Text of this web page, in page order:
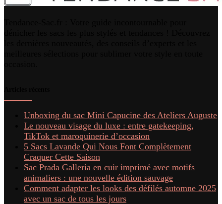
Unboxing du sac Mini Capucine des Ateliers Auguste
Le nouveau visage du luxe : entre gatekeeping,
TikTok et maroquinerie d’occasion
5 Sacs Lavande Qui Nous Font Complètement
Craquer Cette Saison
Sac Prada Galleria en cuir imprimé avec motifs
animaliers : une nouvelle édition sauvage
Comment adapter les looks des défilés automne 2025
avec un sac de tous les jours